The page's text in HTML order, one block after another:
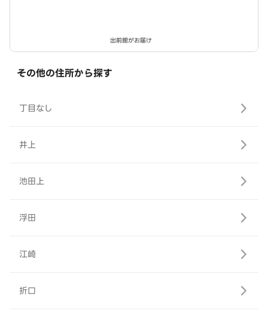
出前館がお届け
その他の住所から探す
丁目なし
井上
池田上
浮田
江崎
折口